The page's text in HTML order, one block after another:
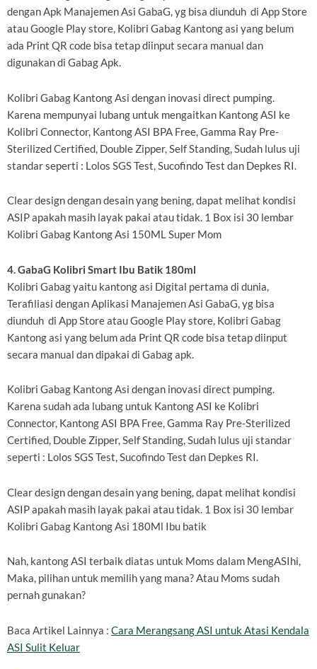
dengan Apk Manajemen Asi GabaG, yg bisa diunduh di App Store
atau Google Play store, Kolibri Gabag Kantong asi yang belum
ada Print QR code bisa tetap diinput secara manual dan
digunakan di Gabag Apk.
Kolibri Gabag Kantong Asi dengan inovasi direct pumping.
Karena mempunyai lubang untuk mengaitkan Kantong ASI ke
Kolibri Connector, Kantong ASI BPA Free, Gamma Ray Pre-
Sterilized Certified, Double Zipper, Self Standing, Sudah lulus uji
standar seperti : Lolos SGS Test, Sucofindo Test dan Depkes RI.
Clear design dengan desain yang bening, dapat melihat kondisi
ASIP apakah masih layak pakai atau tidak. 1 Box isi 30 lembar
Kolibri Gabag Kantong Asi 150ML Super Mom
4. GabaG Kolibri Smart Ibu Batik 180ml
Kolibri Gabag yaitu kantong asi Digital pertama di dunia,
Terafiliasi dengan Aplikasi Manajemen Asi GabaG, yg bisa
diunduh di App Store atau Google Play store, Kolibri Gabag
Kantong asi yang belum ada Print QR code bisa tetap diinput
secara manual dan dipakai di Gabag apk.
Kolibri Gabag Kantong Asi dengan inovasi direct pumping.
Karena sudah ada lubang untuk Kantong ASI ke Kolibri
Connector, Kantong ASI BPA Free, Gamma Ray Pre-Sterilized
Certified, Double Zipper, Self Standing, Sudah lulus uji standar
seperti : Lolos SGS Test, Sucofindo Test dan Depkes RI.
Clear design dengan desain yang bening, dapat melihat kondisi
ASIP apakah masih layak pakai atau tidak. 1 Box isi 30 lembar
Kolibri Gabag Kantong Asi 180Ml Ibu batik
Nah, kantong ASI terbaik diatas untuk Moms dalam MengASIhi,
Maka, pilihan untuk memilih yang mana? Atau Moms sudah
pernah gunakan?
Baca Artikel Lainnya : Cara Merangsang ASI untuk Atasi Kendala
ASI Sulit Keluar